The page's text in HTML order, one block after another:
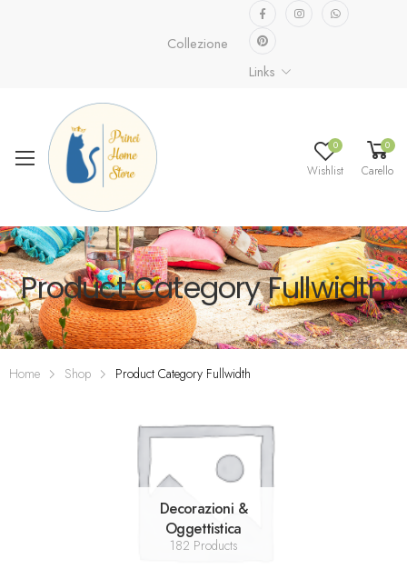
Collezione speciale già disponibile.
Links
0
Wishlist
0
Carello
Product Category Fullwidth
Home Shop Product Category Fullwidth
Decorazioni &
Oggettistica
182 Products